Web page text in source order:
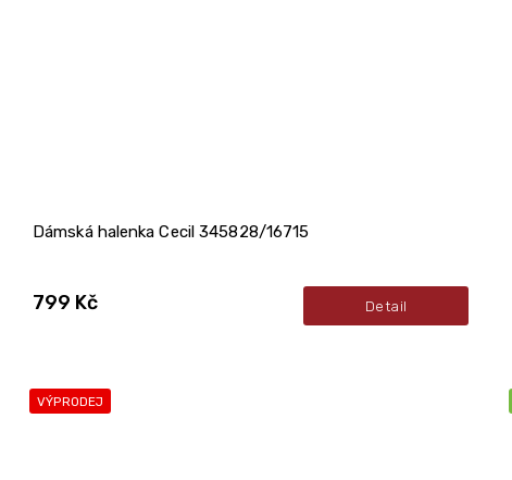
Dámská halenka Cecil 345828/16715
799 Kč Detail
VÝPRODEJ